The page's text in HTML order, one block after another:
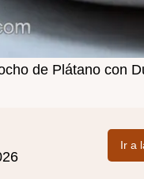
de Plátano con
Ir a